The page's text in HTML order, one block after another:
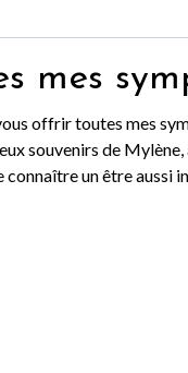
mes
offrir toutes mes
souvenirs de
un être aussi